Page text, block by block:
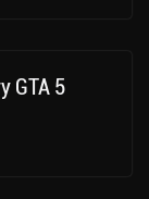
GTA 5